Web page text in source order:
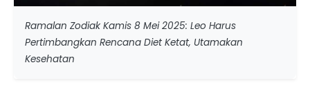
Ramalan Zodiak Kamis 8 Mei 2025: Leo Harus
Pertimbangkan Rencana Diet Ketat, Utamakan
Kesehatan